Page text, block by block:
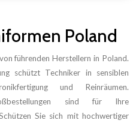
Poland
führenden Herstellern in Poland.
schützt Techniker in sensiblen
und Reinräumen.
sind für Ihre
Sie sich mit hochwertiger